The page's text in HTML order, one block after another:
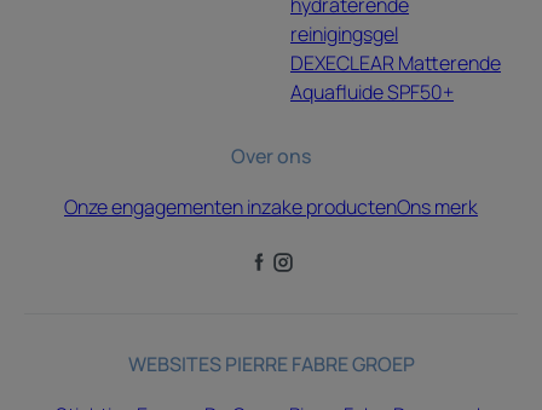
reinigingsgel
DEXECLEAR Matterende
Aquafluide SPF50+
Over ons
Onze engagementen inzake productenOns merk
WEBSITES PIERRE FABRE GROEP